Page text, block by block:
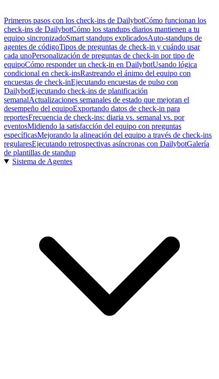
Primeros pasos con los check-ins de DailybotCómo funcionan los
check-ins de DailybotCómo los standups diarios mantienen a tu
equipo sincronizadoSmart standups explicadosAuto-standups de
agentes de códigoTipos de preguntas de check-in y cuándo usar
cada unoPersonalización de preguntas de check-in por tipo de
equipoCómo responder un check-in en DailybotUsando lógica
condicional en check-insRastreando el ánimo del equipo con
encuestas de check-inEjecutando encuestas de pulso con
DailybotEjecutando check-ins de planificación
semanalActualizaciones semanales de estado que mejoran el
desempeño del equipoExportando datos de check-in para
reportesFrecuencia de check-ins: diaria vs. semanal vs. por
eventosMidiendo la satisfacción del equipo con preguntas
específicasMejorando la alineación del equipo a través de check-ins
regularesEjecutando retrospectivas asíncronas con DailybotGalería
de plantillas de standup
Sistema de Agentes